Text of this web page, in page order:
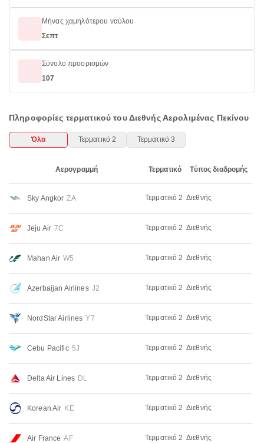
Μήνας χαμηλότερου ναύλου
Σεπτ
Σύνολο προορισμών
107
Πληροφορίες τερματικού του Διεθνής Αερολιμένας Πεκίνου
Όλα Τερματικό 2 Τερματικό 3
Αερογραμμή Τερματικό Τύπος διαδρομής
Sky Angkor ZA Τερματικό 2 Διεθνής
Jeju Air 7C Τερματικό 2 Διεθνής
Mahan Air W5 Τερματικό 2 Διεθνής
Azerbaijan Airlines J2 Τερματικό 2 Διεθνής
NordStar Airlines Y7 Τερματικό 2 Διεθνής
Cebu Pacific 5J Τερματικό 2 Διεθνής
Delta Air Lines DL Τερματικό 2 Διεθνής
Korean Air KE Τερματικό 2 Διεθνής
Air France AF Τερματικό 2 Διεθνής